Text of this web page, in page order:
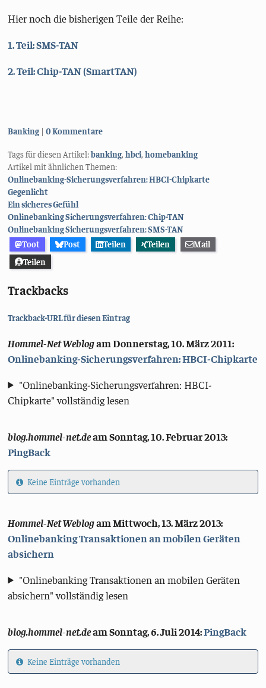
Hier noch die bisherigen Teile der Reihe:
1. Teil: SMS-TAN
2. Teil: Chip-TAN (SmartTAN)
Kategorien:
Banking 0 Kommentare
Tags für diesen Artikel:banking,hbci,homebanking
Artikel mit ähnlichen Themen:
Onlinebanking-Sicherungsverfahren: HBCI-Chipkarte
Gegenlicht
Ein sicheres Gefühl
Onlinebanking Sicherungsverfahren: Chip-TAN
Onlinebanking Sicherungsverfahren: SMS-TAN
Toot
Post Teilen Teilen
Mail
Teilen
Trackbacks
Trackback-URL für diesen Eintrag
Hommel-Net WeblogamDonnerstag, 10. März 2011:
Onlinebanking-Sicherungsverfahren: HBCI-Chipkarte
"Onlinebanking-Sicherungsverfahren: HBCI-
Chipkarte" vollständig lesen
blog.hommel-net.deamSonntag, 10. Februar 2013:
PingBack
Keine Einträge vorhanden
Hommel-Net WeblogamMittwoch, 13. März 2013:
Onlinebanking Transaktionen an mobilen Geräten
absichern
"Onlinebanking Transaktionen an mobilen Geräten
absichern" vollständig lesen
blog.hommel-net.deamSonntag, 6. Juli 2014:PingBack
Keine Einträge vorhanden